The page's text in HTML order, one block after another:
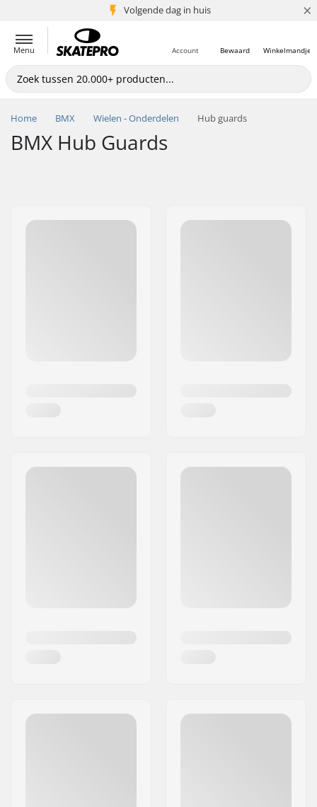
Volgende dag in huis
5+ mln. klanten ×
Menu Winkelmandje
Bewaard
Account
Home BMX Wielen - Onderdelen Hub guards
BMX Hub Guards